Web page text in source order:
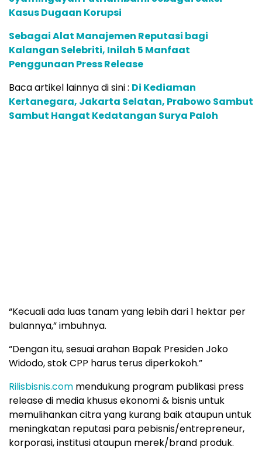
Kasus Dugaan Korupsi
Sebagai Alat Manajemen Reputasi bagi
Kalangan Selebriti, Inilah 5 Manfaat
Penggunaan Press Release
Baca artikel lainnya di sini : Di Kediaman
Kertanegara, Jakarta Selatan, Prabowo Sambut
Sambut Hangat Kedatangan Surya Paloh
“Kecuali ada luas tanam yang lebih dari 1 hektar per
bulannya,” imbuhnya.
“Dengan itu, sesuai arahan Bapak Presiden Joko
Widodo, stok CPP harus terus diperkokoh.”
Rilisbisnis.com mendukung program publikasi press
release di media khusus ekonomi & bisnis untuk
memulihankan citra yang kurang baik ataupun untuk
meningkatan reputasi para pebisnis/entrepreneur,
korporasi, institusi ataupun merek/brand produk.